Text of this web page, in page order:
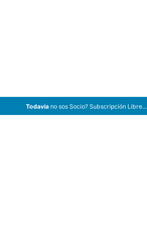
Todavíano sos Socio? Subscripción Libre...